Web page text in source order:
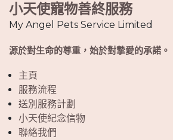
小天使寵物善終服務
My Angel Pets Service Limited
源於對生命的尊重，始於對摯愛的承諾。
主頁
服務流程
送別服務計劃
小天使紀念信物
聯絡我們